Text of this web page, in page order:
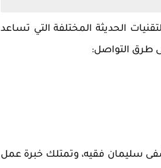
الحديثة المختلفة التي تساعد
طرق التواصل:
سليمان فقيه، وتمتلك خبرة عمل